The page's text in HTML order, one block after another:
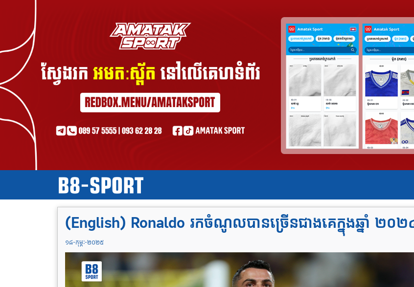
(English) Ronaldo រកចំណូលបានច្រើនជាងគេក្នុងឆ្នាំ ២០២
១៨-កុម្ភៈ-២០២៥